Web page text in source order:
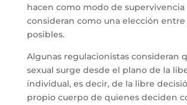
hacen como modo de supervivencia
consideran como una elección entre
posibles.
Algunas regulacionistas consideran
sexual surge desde el plano de la
individual, es decir, de la libre
propio cuerpo de quienes deciden